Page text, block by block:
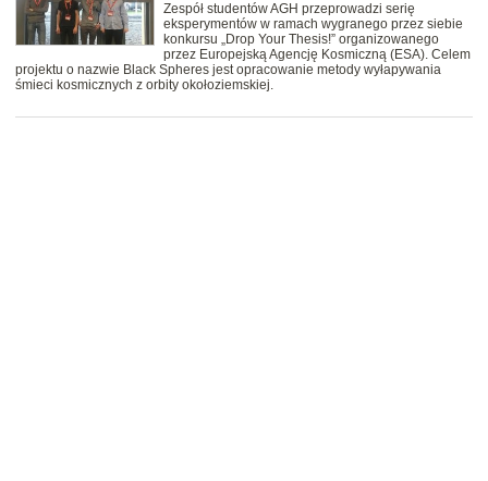
Zespół studentów AGH przeprowadzi serię
eksperymentów w ramach wygranego przez siebie
konkursu „Drop Your Thesis!” organizowanego
przez Europejską Agencję Kosmiczną (ESA). Celem
projektu o nazwie Black Spheres jest opracowanie metody wyłapywania
śmieci kosmicznych z orbity okołoziemskiej.